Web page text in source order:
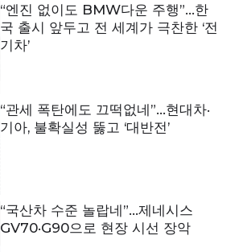
“엔진 없이도 BMW다운 주행”…한
국 출시 앞두고 전 세계가 극찬한 ‘전
기차’
“관세 폭탄에도 끄떡없네”…현대차·
기아, 불확실성 뚫고 ‘대반전’
“국산차 수준 놀랍네”…제네시스
GV70·G90으로 현장 시선 장악